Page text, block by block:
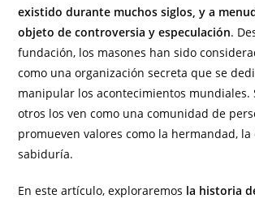
existido durante muchos siglos, y a
objeto de controversia y especulación.
fundación, los masones han sido
como una organización secreta que se
manipular los acontecimientos mundiales.
otros los ven como una comunidad de
promueven valores como la hermandad, la
sabiduría.
En este artículo, exploraremos la historia